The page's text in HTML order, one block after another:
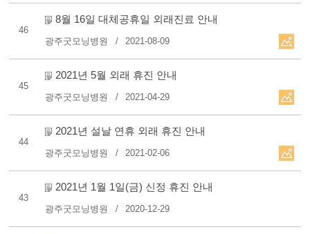
46
8월 16일 대체공휴일 외래진료 안내
광주굿모닝병원 2021-08-09
45
2021년 5월 외래 휴진 안내
광주굿모닝병원 2021-04-29
44
2021년 설날 연휴 외래 휴진 안내
광주굿모닝병원 2021-02-06
43
2021년 1월 1일(금) 신정 휴진 안내
광주굿모닝병원 2020-12-29